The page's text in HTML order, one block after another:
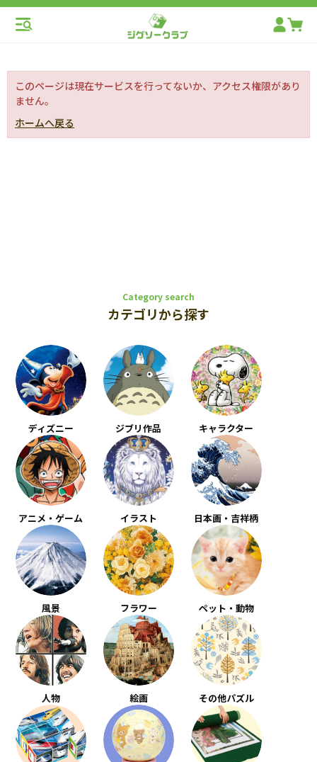
このページは現在サービスを行ってないか、アクセス権限があり
ません。
ホームへ戻る
Category search
カテゴリから探す
ディズニー ジブリ作品 キャラクター
アニメ・ゲーム イラスト 日本画・吉祥柄
風景 フラワー ペット・動物
人物 絵画 その他パズル